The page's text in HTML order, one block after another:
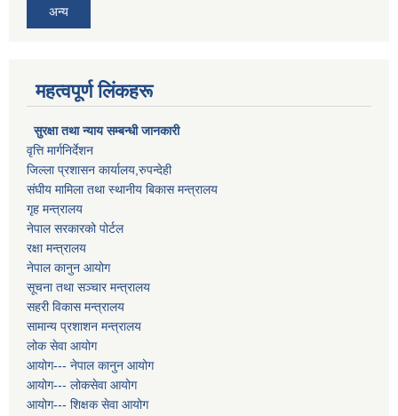
अन्य
महत्वपूर्ण लिंकहरू
सुरक्षा तथा न्याय सम्बन्धी जानकारी
वृत्ति मार्गनिर्देशन
जिल्ला प्रशासन कार्यालय,रुपन्देही
संघीय मामिला तथा स्थानीय बिकास मन्त्रालय
गृह मन्त्रालय
नेपाल सरकारको पोर्टल
रक्षा मन्त्रालय
नेपाल कानुन आयोग
सूचना तथा सञ्चार मन्त्रालय
सहरी विकास मन्त्रालय
सामान्य प्रशाशन मन्त्रालय
लोक सेवा आयोग
आयोग--- नेपाल कानुन आयोग
आयोग--- लोकसेवा आयोग
आयोग--- शिक्षक सेवा आयोग